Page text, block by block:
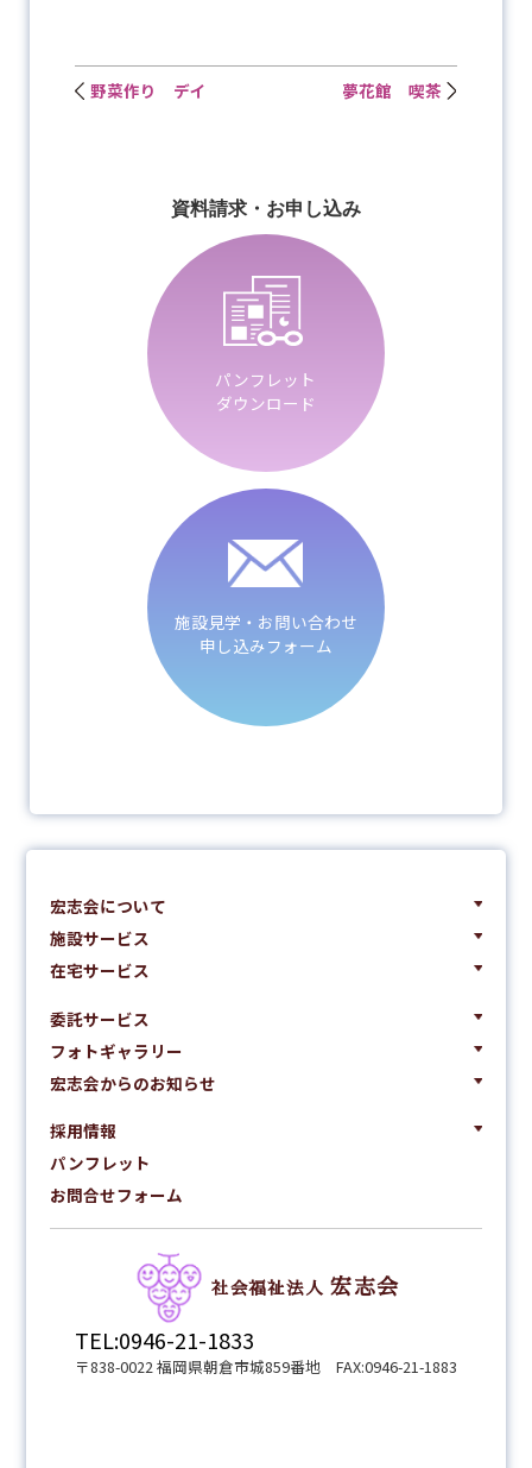
野菜作り デイ 夢花館 喫茶
資料請求・お申し込み
パンフレット
ダウンロード
施設見学・お問い合わせ
申し込みフォーム
宏志会について
施設サービス
在宅サービス
委託サービス
フォトギャラリー
宏志会からのお知らせ
採用情報
パンフレット
お問合せフォーム
社会福祉法人 宏志会
TEL:0946-21-1833
〒838-0022 福岡県朝倉市城859番地 FAX:0946-21-1883